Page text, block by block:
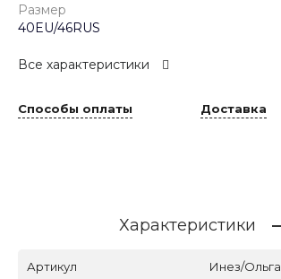
Размер
40EU/46RUS
Все характеристики
Способы оплаты Доставка
Характеристики
Артикул Инез/Ольга